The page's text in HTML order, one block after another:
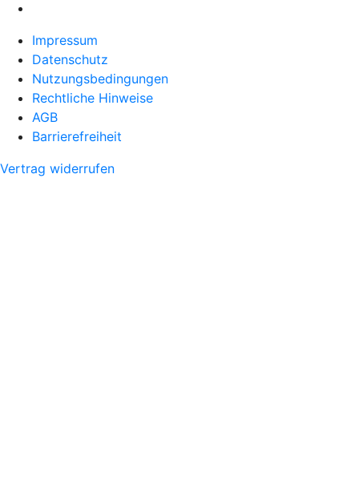
Impressum
Datenschutz
Nutzungsbedingungen
Rechtliche Hinweise
AGB
Barrierefreiheit
Vertrag widerrufen